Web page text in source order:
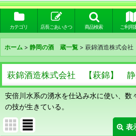
カテゴリ 店長ごあいさつ 商品検索 ご利用
ホーム > 静岡の酒 蔵一覧 > 萩錦酒造株式会
萩錦酒造株式会社 【萩錦】 静
安倍川水系の湧水を仕込み水に使い、数
の技が生きている。
表